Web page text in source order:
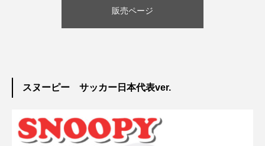
販売ページ
スヌーピー サッカー日本代表ver.